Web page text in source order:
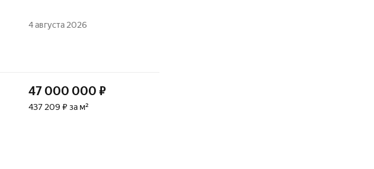
4 августа 2026
47 000 000 ₽
437 209 ₽ за м²